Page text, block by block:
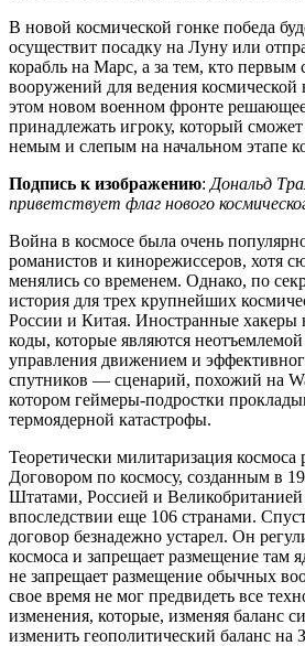
В новой космической гонке победа
осуществит посадку на Луну или
корабль на Марс, а за тем, кто первым
вооружений для ведения
этом новом военном фронте
принадлежать игроку, который сможет
немым и слепым на начальном этапе
Подпись к изображению: Дональд
приветствует флаг нового
Война в космосе была очень
романистов и кинорежиссеров, хотя
менялись со временем. Однако, по
история для трех крупнейших
России и Китая. Иностранные хакеры
коды, которые являются
управления движением и
спутников — сценарий, похожий на
котором геймеры-подростки
термоядерной катастрофы.
Теоретически милитаризация космоса
Договором по космосу, созданным в
Штатами, Россией и
впоследствии еще 106 странами.
договор безнадежно устарел. Он
космоса и запрещает размещение там
не запрещает размещение обычных
свое время не мог предвидеть все
изменения, которые, изменяя баланс
изменить геополитический баланс на